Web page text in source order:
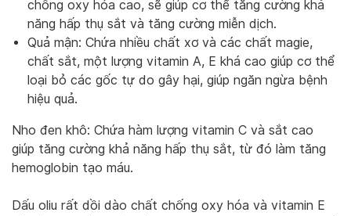
chống oxy hóa cao, sẽ giúp cơ thể tăng cường khả
năng hấp thụ sắt và tăng cường miễn dịch.
Quả mận: Chứa nhiều chất xơ và các chất magie,
chất sắt, một lượng vitamin A, E khá cao giúp cơ thể
loại bỏ các gốc tự do gây hại, giúp ngăn ngừa bệnh
hiệu quả.
Nho đen khô: Chứa hàm lượng vitamin C và sắt cao
giúp tăng cường khả năng hấp thụ sắt, từ đó làm tăng
hemoglobin tạo máu.
Dấu oliu rất dồi dào chất chống oxy hóa và vitamin E